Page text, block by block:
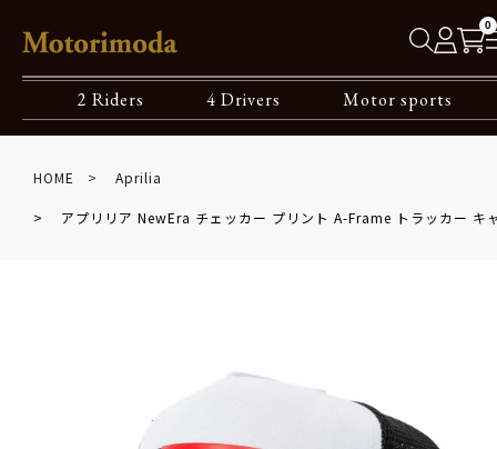
0
2 Riders 4 Drivers Motor sports
HOME Aprilia
アプリリア NewEra チェッカー プリント A-Frame トラッカー キ